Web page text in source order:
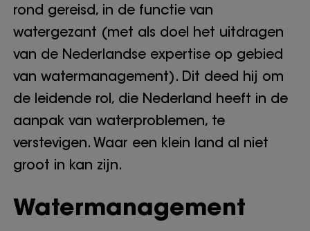
rond gereisd, in de functie van
watergezant (met als doel het uitdragen
van de Nederlandse expertise op gebied
van watermanagement). Dit deed hij om
de leidende rol, die Nederland heeft in de
aanpak van waterproblemen, te
verstevigen. Waar een klein land al niet
groot in kan zijn.
Watermanagement